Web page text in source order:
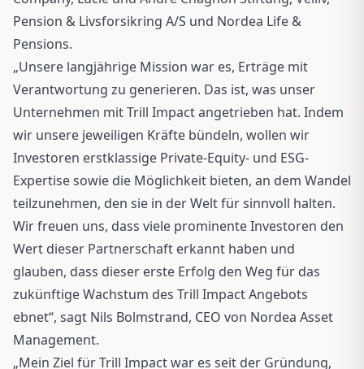
Pension & Livsforsikring A/S und Nordea Life &
Pensions.
„Unsere langjährige Mission war es, Erträge mit
Verantwortung zu generieren. Das ist, was unser
Unternehmen mit Trill Impact angetrieben hat. Indem
wir unsere jeweiligen Kräfte bündeln, wollen wir
Investoren erstklassige Private-Equity- und ESG-
Expertise sowie die Möglichkeit bieten, an dem Wandel
teilzunehmen, den sie in der Welt für sinnvoll halten.
Wir freuen uns, dass viele prominente Investoren den
Wert dieser Partnerschaft erkannt haben und
glauben, dass dieser erste Erfolg den Weg für das
zukünftige Wachstum des Trill Impact Angebots
ebnet“, sagt Nils Bolmstrand, CEO von Nordea Asset
Management.
„Mein Ziel für Trill Impact war es seit der Gründung,